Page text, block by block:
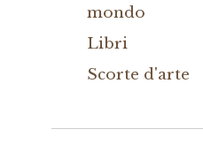
mondo
Libri
Scorte d'arte